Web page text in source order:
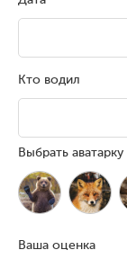
Кто водил
Выбрать аватарку
Ваша оценка